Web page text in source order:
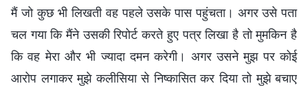
मैं जो कुछ भी लिखती वह पहले उसके पास पहुंचता। अगर उसे पता
चल गया कि मैंने उसकी रिपोर्ट करते हुए पत्र लिखा है तो मुमकिन है
कि वह मेरा और भी ज्यादा दमन करेगी। अगर उसने मुझ पर कोई
आरोप लगाकर मुझे कलीसिया से निष्कासित कर दिया तो मुझे बचाए